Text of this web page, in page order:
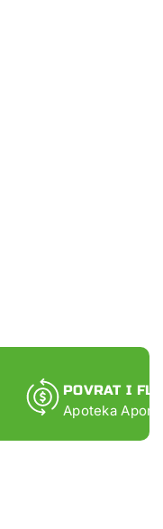
POVRAT I
Apoteka